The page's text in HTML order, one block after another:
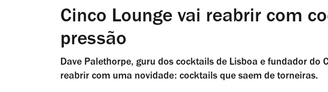
Cinco Lounge vai reabrir com
pressão
Dave Palethorpe, guru dos cocktails de Lisboa e fundador do
reabrir com uma novidade: cocktails que saem de torneiras.